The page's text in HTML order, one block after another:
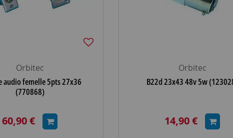
Orbitec
audio femelle 5pts 27x36
(770868)
60,90 €
Orbitec
B22d 23x43 48v 5w
14,90 €